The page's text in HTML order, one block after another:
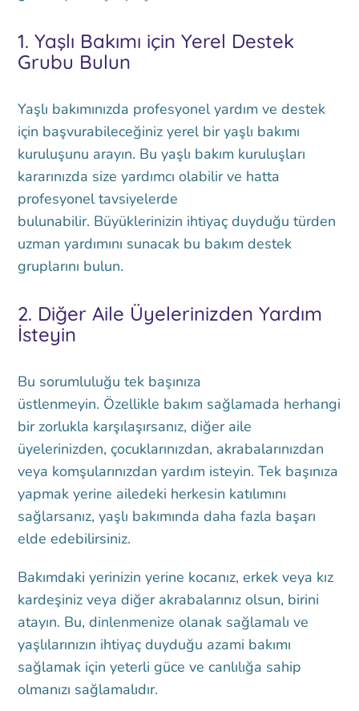
1. Yaşlı Bakımı için Yerel Destek
Grubu Bulun
Yaşlı bakımınızda profesyonel yardım ve destek
için başvurabileceğiniz yerel bir yaşlı bakımı
kuruluşunu arayın. Bu yaşlı bakım kuruluşları
kararınızda size yardımcı olabilir ve hatta
profesyonel tavsiyelerde
bulunabilir. Büyüklerinizin ihtiyaç duyduğu türden
uzman yardımını sunacak bu bakım destek
gruplarını bulun.
2. Diğer Aile Üyelerinizden Yardım
İsteyin
Bu sorumluluğu tek başınıza
üstlenmeyin. Özellikle bakım sağlamada herhangi
bir zorlukla karşılaşırsanız, diğer aile
üyelerinizden, çocuklarınızdan, akrabalarınızdan
veya komşularınızdan yardım isteyin. Tek başınıza
yapmak yerine ailedeki herkesin katılımını
sağlarsanız, yaşlı bakımında daha fazla başarı
elde edebilirsiniz.
Bakımdaki yerinizin yerine kocanız, erkek veya kız
kardeşiniz veya diğer akrabalarınız olsun, birini
atayın. Bu, dinlenmenize olanak sağlamalı ve
yaşlılarınızın ihtiyaç duyduğu azami bakımı
sağlamak için yeterli güce ve canlılığa sahip
olmanızı sağlamalıdır.